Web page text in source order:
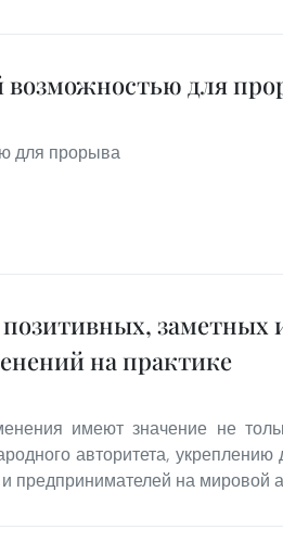
возможностью для
для прорыва
заметных
на практике
имеют значение не
авторитета, укреплению
предпринимателей на мировой